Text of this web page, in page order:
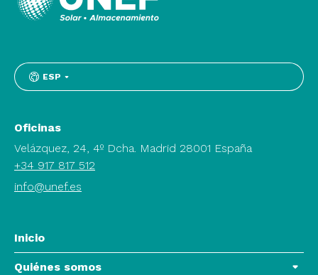
ESP
Oficinas
Velázquez, 24, 4º Dcha. Madrid 28001 España
+34 917 817 512
info@unef.es
Inicio
Quiénes somos